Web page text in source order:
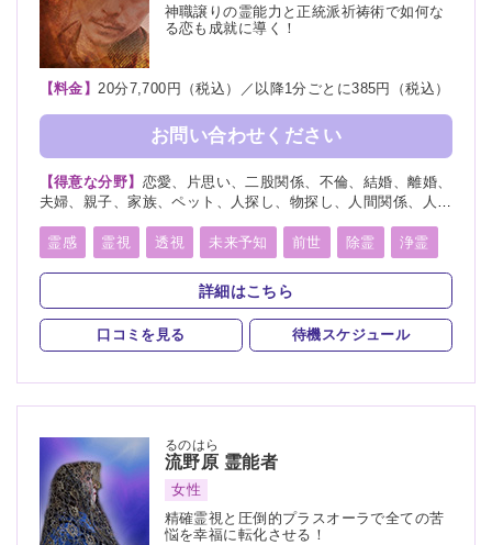
神職譲りの霊能力と正統派祈祷術で如何な
る恋も成就に導く！
【料金】20分7,700円（税込）／以降1分ごとに385円（税込）
お問い合わせください
【得意な分野】 恋愛、片思い、二股関係、不倫、結婚、離婚、
夫婦、親子、家族、ペット、人探し、物探し、人間関係、人生
運、仕事、引越し、開運、故人、教育、過去、総合運、心霊相
談
霊感 霊視 透視 未来予知 前世 除霊 浄霊
祈願 祈祷 写真供養 人形供養 魂入 魂抜
霊符
詳細はこちら
口コミを見る 待機スケジュール
流野原
るのはら
霊能者
女性
精確霊視と圧倒的プラスオーラで全ての苦
悩を幸福に転化させる！